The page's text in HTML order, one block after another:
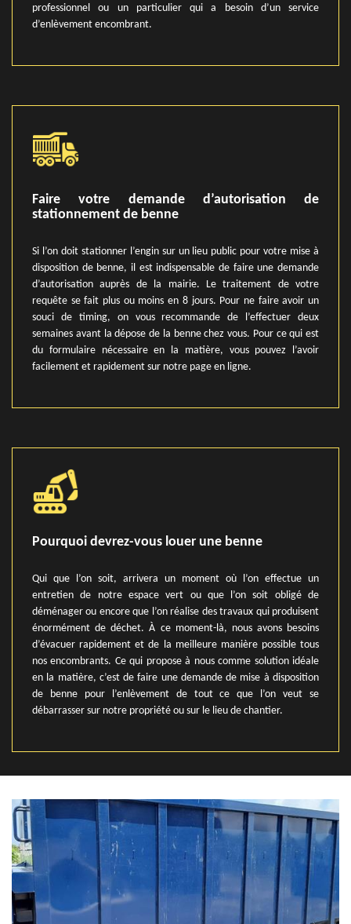
professionnel ou un particulier qui a besoin d’un service
d’enlèvement encombrant.
Faire votre demande d’autorisation de
stationnement de benne
Si l’on doit stationner l’engin sur un lieu public pour votre mise à
disposition de benne, il est indispensable de faire une demande
d’autorisation auprès de la mairie. Le traitement de votre
requête se fait plus ou moins en 8 jours. Pour ne faire avoir un
souci de timing, on vous recommande de l’effectuer deux
semaines avant la dépose de la benne chez vous. Pour ce qui est
du formulaire nécessaire en la matière, vous pouvez l’avoir
facilement et rapidement sur notre page en ligne.
Pourquoi devrez-vous louer une benne
Qui que l’on soit, arrivera un moment où l’on effectue un
entretien de notre espace vert ou que l’on soit obligé de
déménager ou encore que l’on réalise des travaux qui produisent
énormément de déchet. À ce moment-là, nous avons besoins
d’évacuer rapidement et de la meilleure manière possible tous
nos encombrants. Ce qui propose à nous comme solution idéale
en la matière, c’est de faire une demande de mise à disposition
de benne pour l’enlèvement de tout ce que l’on veut se
débarrasser sur notre propriété ou sur le lieu de chantier.